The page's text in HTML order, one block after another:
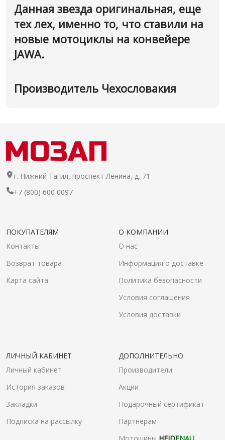
Данная звезда оригинальная, еще
тех лех, именно то, что ставили на
новые мотоциклы на конвейере
JAWA.
Производитель Чехословакия
г. Нижний Тагил, проспект Ленина, д. 71
+7 (800) 600 0097
ПОКУПАТЕЛЯМ
Контакты
Возврат товара
Карта сайта
О КОМПАНИИ
О нас
Информация о доставке
Политика безопасности
Условия соглашения
Условия доставки
ЛИЧНЫЙ КАБИНЕТ
Личный кабинет
История заказов
Закладки
Подписка на рассылку
ДОПОЛНИТЕЛЬНО
Производители
Акции
Подарочный сертификат
Партнерам